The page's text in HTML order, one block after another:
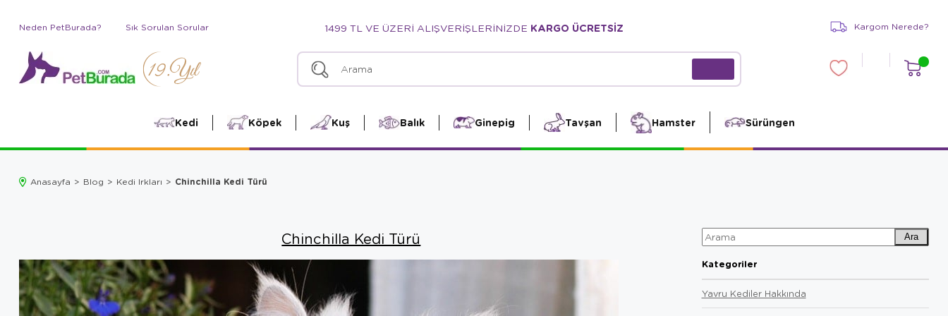
Neden PetBurada? Sık Sorulan Sorular 1499 TL VE ÜZERİ ALIŞVERİŞLERİNİZDE KARGO ÜCRETSİZ Kargom Nerede?
Kedi Köpek Kuş Balık Ginepig Tavşan Hamster Sürüngen
Anasayfa Blog Kedi Irkları Chinchilla Kedi Türü
Chinchilla Kedi Türü Ara
Kategoriler
Yavru Kediler Hakkında